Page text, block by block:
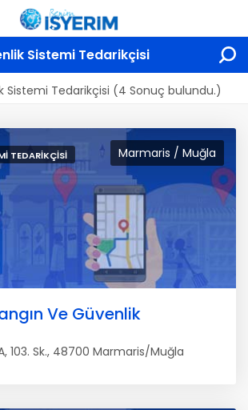
Sistemi Tedarikçisi
Sistemi Tedarikçisi (4 Sonuç bulundu.)
Marmaris / Muğla
TEDARIKÇISI
Ve Güvenlik
103. Sk., 48700 Marmaris/Muğla